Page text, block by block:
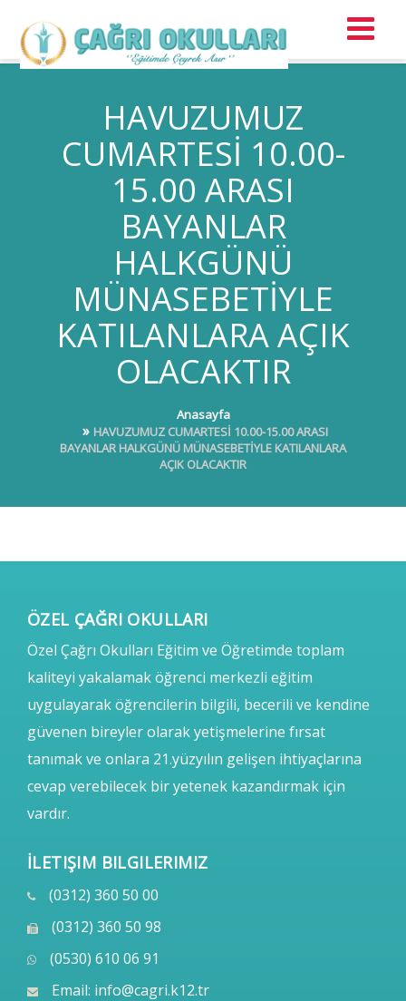
HAVUZUMUZ
CUMARTESİ 10.00-
15.00 ARASI
BAYANLAR
HALKGÜNÜ
MÜNASEBETİYLE
KATILANLARA AÇIK
OLACAKTIR
Anasayfa
HAVUZUMUZ CUMARTESİ 10.00-15.00 ARASI
BAYANLAR HALKGÜNÜ MÜNASEBETİYLE KATILANLARA
AÇIK OLACAKTIR
ÖZEL ÇAĞRI OKULLARI
Özel Çağrı Okulları Eğitim ve Öğretimde toplam
kaliteyi yakalamak öğrenci merkezli eğitim
uygulayarak öğrencilerin bilgili, becerili ve kendine
güvenen bireyler olarak yetişmelerine fırsat
tanımak ve onlara 21.yüzyılın gelişen ihtiyaçlarına
cevap verebilecek bir yetenek kazandırmak için
vardır.
İLETIŞIM BILGILERIMIZ
(0312) 360 50 00
(0312) 360 50 98
(0530) 610 06 91
Email: info@cagri.k12.tr